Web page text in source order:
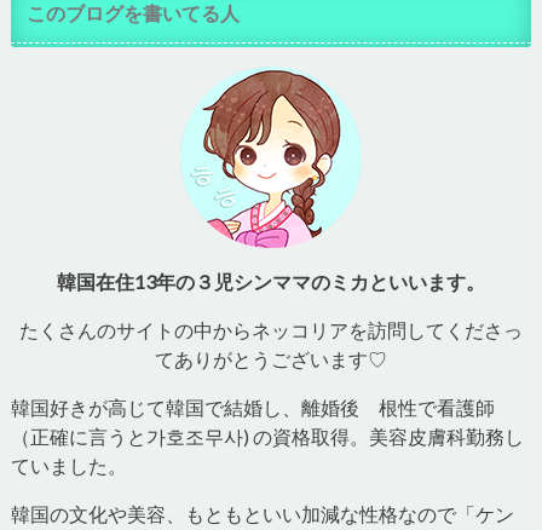
このブログを書いてる人
韓国在住13年の３児シンママのミカといいます。
たくさんのサイトの中からネッコリアを訪問してくださっ
てありがとうございます♡
韓国好きが高じて韓国で結婚し、離婚後 根性で看護師
（正確に言うと가호조무사) の資格取得。美容皮膚科勤務し
ていました。
韓国の文化や美容、もともといい加減な性格なので「ケン